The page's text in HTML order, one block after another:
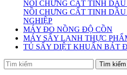
NỒI CHƯNG CẤT TINH DẦU
NỒI CHƯNG CẤT TINH DẦU
NGHIỆP
MÁY ĐO NỒNG ĐỘ CỒN
MÁY SẤY LẠNH THỰC
TỦ SẤY DIỆT KHUẨN BÁT
Tìm kiếm